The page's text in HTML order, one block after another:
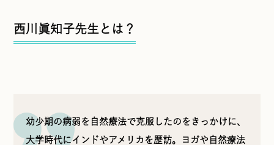
西川眞知子先生とは？
幼少期の病弱を自然療法で克服したのをきっかけに、
大学時代にインドやアメリカを歴訪。ヨガや自然療法